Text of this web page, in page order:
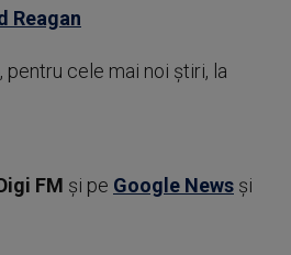
Reagan
, pentru cele mai noi știri, la
FM şi pe Google News şi